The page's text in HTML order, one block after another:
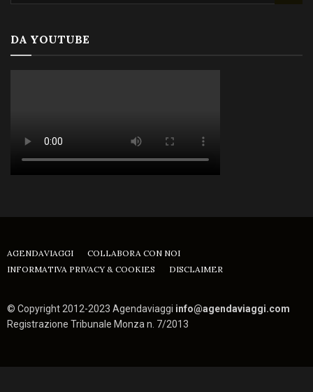
DA YOUTUBE
AGENDAVIAGGI
COLLABORA CON NOI
INFORMATIVA PRIVACY & COOKIES
DISCLAIMER
© Copyright 2012-2023 Agendaviaggi info@agendaviaggi.com
Registrazione Tribunale Monza n. 7/2013